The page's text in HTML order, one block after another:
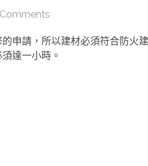
申請，所以建材必須符合防火建
達一小時。